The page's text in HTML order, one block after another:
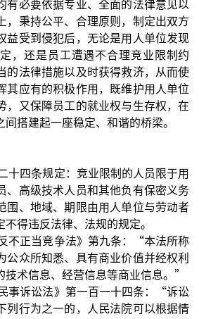
有必要依据专业、全面的法律意见以
，秉持公平、合理原则，制定出双方
益受到侵犯后，无论是用人单位发现
，还是员工遭遇不合理竞业限制约
的法律措施以及时获得救济，从而使
其应有的积极作用，既维护用人单位
，又保障员工的就业权与生存权，在
搭建起一座稳定、和谐的桥梁。
十四条规定：竞业限制的人员限于用
、高级技术人员和其他负有保密义务
围、地域、期限由用人单位与劳动者
得违反法律、法规的规定。
不正当竞争法》第九条：“本法所称
公众所知悉、具有商业价值并经权利
技术信息、经营信息等商业信息。”
事诉讼法》第一百一十四条：“诉讼
列行为之一的，人民法院可以根据情